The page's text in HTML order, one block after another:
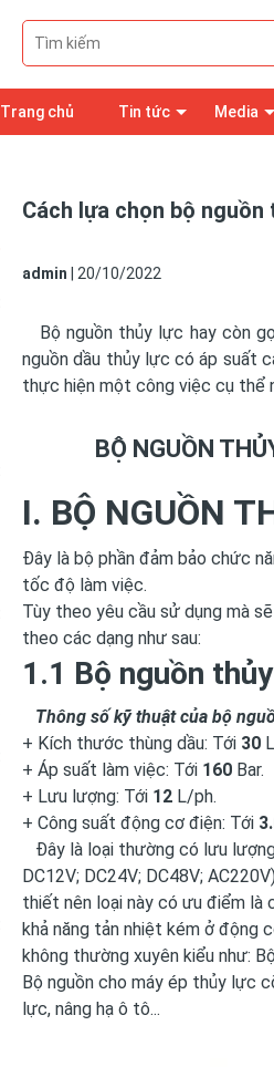
Trang chủ Tin tức Media
Cách lựa chọn bộ nguồn
admin 20/10/2022
Bộ nguồn thủy lực hay còn
nguồn dầu thủy lực có áp suất
thực hiện một công việc cụ thể
BỘ NGUỒN
I. BỘ NGUỒN
Đây là bộ phần đảm bảo chức
tốc độ làm việc.
Tùy theo yêu cầu sử dụng mà
theo các dạng như sau:
1.1 Bộ nguồn
Thông số kỹ thuật của bộ
+ Kích thước thùng dầu: Tới 30
+ Áp suất làm việc: Tới 160 Bar.
+ Lưu lượng: Tới 12 L/ph.
+ Công suất động cơ điện: Tới
Đây là loại thường có lưu
DC12V; DC24V; DC48V;
thiết nên loại này có ưu điểm là
khả năng tản nhiệt kém ở động
không thường xuyên kiểu như:
Bộ nguồn cho máy ép thủy lực
lực, nâng hạ ô tô...